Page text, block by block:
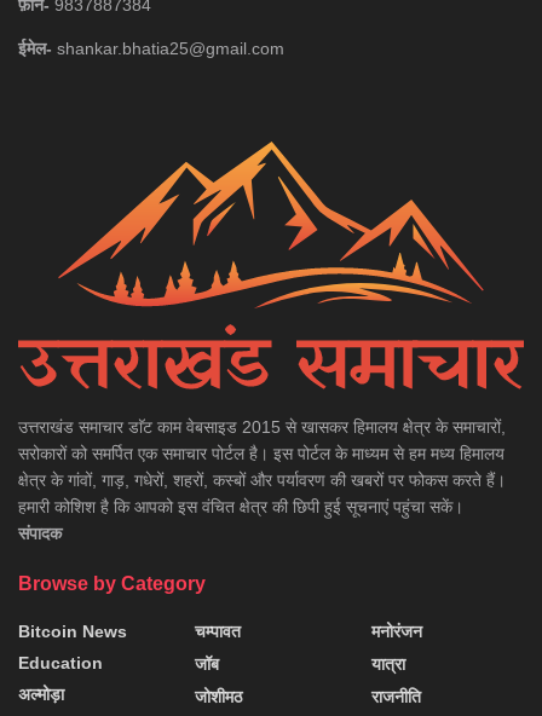
फ़ोन- 9837887384
ईमेल- shankar.bhatia25@gmail.com
उत्तराखंड समाचार डाॅट काम वेबसाइड 2015 से खासकर हिमालय क्षेत्र के समाचारों,
सरोकारों को समर्पित एक समाचार पोर्टल है। इस पोर्टल के माध्यम से हम मध्य हिमालय
क्षेत्र के गांवों, गाड़, गधेरों, शहरों, कस्बों और पर्यावरण की खबरों पर फोकस करते हैं।
हमारी कोशिश है कि आपको इस वंचित क्षेत्र की छिपी हुई सूचनाएं पहुंचा सकें।
संपादक
Browse by Category
Bitcoin News
Education
अल्मोड़ा
चम्पावत
जॉब
जोशीमठ
मनोरंजन
यात्रा
राजनीति